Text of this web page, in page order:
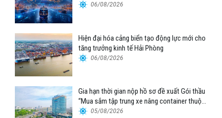
06/08/2026
Hiện đại hóa cảng biển tạo động lực mới cho
tăng trưởng kinh tế Hải Phòng
06/08/2026
Gia hạn thời gian nộp hồ sơ đề xuất Gói thầu
“Mua sắm tập trung xe nâng container thuộc
Tổng công ty Hàng hải Việt Nam – CTCP”
05/08/2026